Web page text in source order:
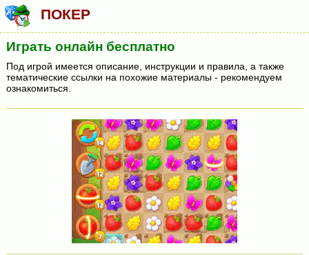
ПОКЕР
Играть онлайн бесплатно
Под игрой имеется описание, инструкции и правила, а также
тематические ссылки на похожие материалы - рекомендуем
ознакомиться.